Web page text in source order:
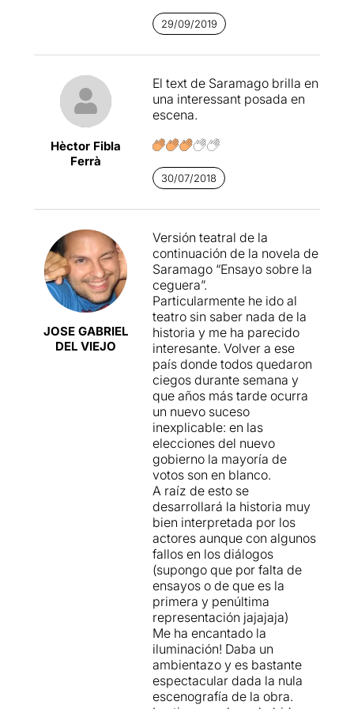
protagonistes encarnen
perfectament els valors i
Únicament l'alcalde (Jacob
Torres
) i la dona que veu
(Maria Ribera) tenen un
comportament més humà i
defensen, fins al final, els
seus principis.
Un escenari utòpic amb un
món on la solidaritat forma
els principals fils
conductors, i un poder
polític que representen el
primer ministre ( Òscar
Intente), el Ministre de
l'Interior ( Xavier Frau ) i la
ministra de cultura (Elena
Fortuny), decidits afer
servir totes les mides
repressores possibles, per
conduir als ciutadans pels
camins que ells han decidit
que han de seguir.
Una societat on la desil·lusió
del projecte polític porta al
naixement espontani d'un
moviment anònim, sense
líder i on impulsats per un
desig de trobar una nova
llum al final del camí,
decideixen aplicar un vot de
càstig, votant en blanc. La
lucidesa del que han de fer
s'ha apoderat d'ells.
Amb un bon ritme narratiu, i
unes interpretacions
convincents, des de les
nostres butaques som
29/09/2019
Hèctor Fibla
Ferrà
El text de Saramago brilla en
una interessant posada en
escena.
30/07/2018
JOSE GABRIEL
DEL VIEJO
Versión teatral de la
continuación de la novela de
Saramago “Ensayo sobre la
ceguera”.
Particularmente he ido al
teatro sin saber nada de la
historia y me ha parecido
interesante. Volver a ese
país donde todos quedaron
ciegos durante semana y
que años más tarde ocurra
un nuevo suceso
inexplicable: en las
elecciones del nuevo
gobierno la mayoría de
votos son en blanco.
A raíz de esto se
desarrollará la historia muy
bien interpretada por los
actores aunque con algunos
fallos en los diálogos
(supongo que por falta de
ensayos o de que es la
primera y penúltima
representación jajajaja)
Me ha encantado la
iluminación! Daba un
ambientazo y es bastante
espectacular dada la nula
escenografía de la obra.